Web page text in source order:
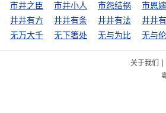
市井之臣 市井小人 市怨结祸
市恩
井井有方 井井有条 井井有法
井井
无万大千 无下箸处 无与为比 无与
关于我们 |